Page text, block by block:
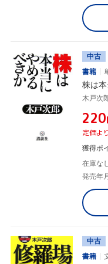
中古
書籍
株は
木戸次
¥220
定価よ
獲得ポ
在庫な
発売年
中古
書籍